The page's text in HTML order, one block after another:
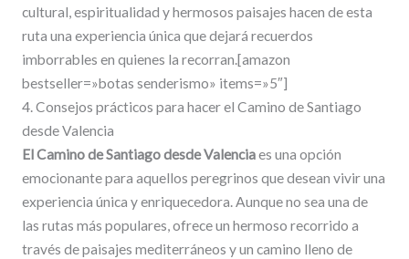
cultural, espiritualidad y hermosos paisajes hacen de esta
ruta una experiencia única que dejará recuerdos
imborrables en quienes la recorran.[amazon
bestseller=»botas senderismo» items=»5″]
4. Consejos prácticos para hacer el Camino de Santiago
desde Valencia
El Camino de Santiago desde Valenciaes una opción
emocionante para aquellos peregrinos que desean vivir una
experiencia única y enriquecedora. Aunque no sea una de
las rutas más populares, ofrece un hermoso recorrido a
través de paisajes mediterráneos y un camino lleno de